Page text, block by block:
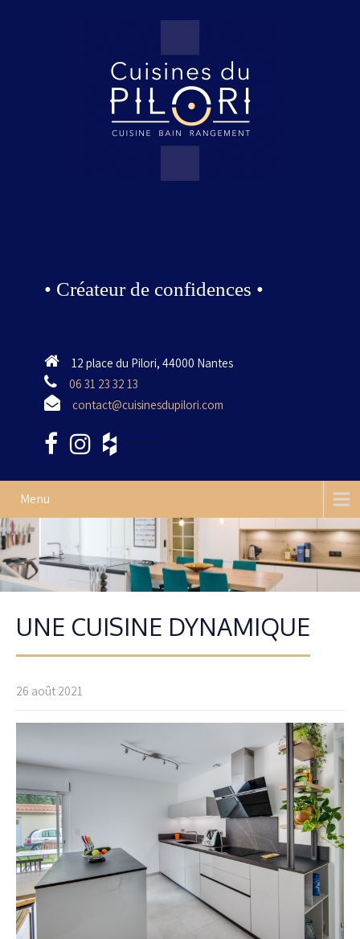
• Créateur de confidences •
12 place du Pilori, 44000 Nantes
06 31 23 32 13
contact@cuisinesdupilori.com
••••• •••••
Menu
UNE CUISINE DYNAMIQUE
26 août 2021